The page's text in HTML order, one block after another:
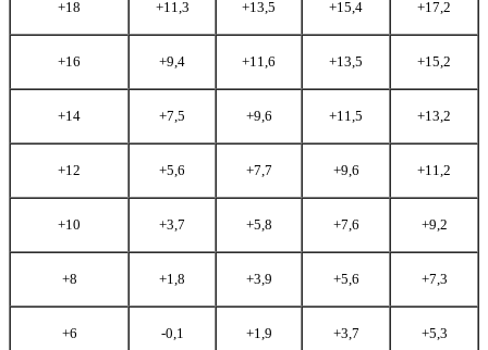
+18 +11,3 +13,5 +15,4 +17,2
+16 +9,4 +11,6 +13,5 +15,2
+14 +7,5 +9,6 +11,5 +13,2
+12 +5,6 +7,7 +9,6 +11,2
+10 +3,7 +5,8 +7,6 +9,2
+8 +1,8 +3,9 +5,6 +7,3
+6 -0,1 +1,9 +3,7 +5,3